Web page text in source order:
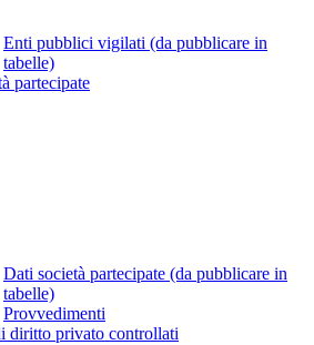
Enti pubblici vigilati (da pubblicare in
tabelle)
partecipate
Dati società partecipate (da pubblicare in
tabelle)
Provvedimenti
diritto privato controllati